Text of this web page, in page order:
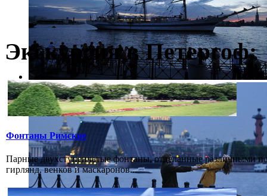
Экскурсия в Петергоф:
Фонтаны Римские
Парные двухступенчатые фонтаны, отделанные различными
гирлянд, венков и маскаронов...